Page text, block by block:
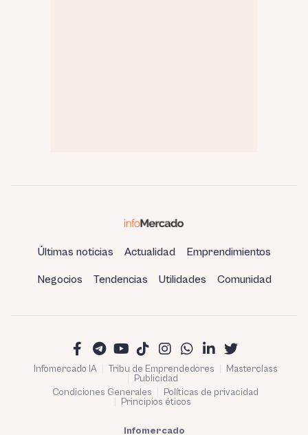
Últimas noticias Actualidad Emprendimientos
Negocios Tendencias Utilidades Comunidad
Infomercado IA Tribu de Emprendedores
Masterclass
Publicidad
Condiciones Generales
Políticas de privacidad
Principios éticos
Infomercado